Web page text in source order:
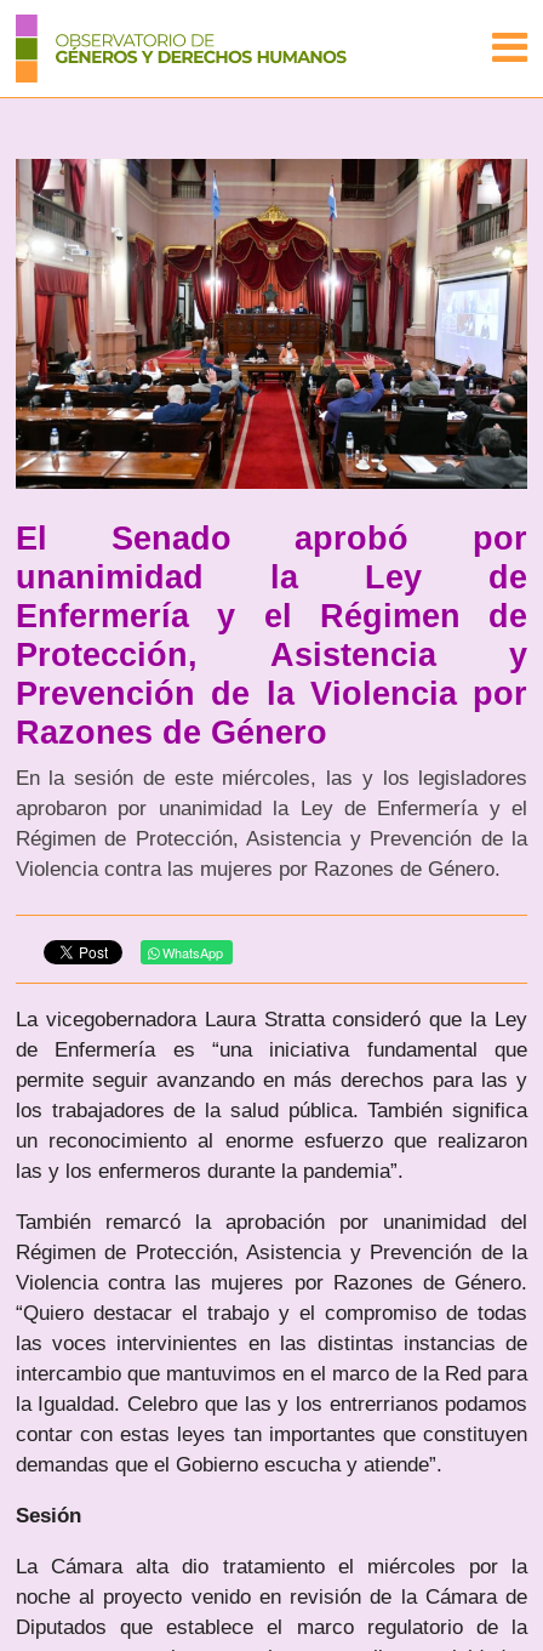
El Senado aprobó por
unanimidad la Ley de
Enfermería y el Régimen de
Protección, Asistencia y
Prevención de la Violencia por
Razones de Género
En la sesión de este miércoles, las y los legisladores
aprobaron por unanimidad la Ley de Enfermería y el
Régimen de Protección, Asistencia y Prevención de la
Violencia contra las mujeres por Razones de Género.
WhatsApp
La vicegobernadora Laura Stratta consideró que la Ley
de Enfermería es “una iniciativa fundamental que
permite seguir avanzando en más derechos para las y
los trabajadores de la salud pública. También significa
un reconocimiento al enorme esfuerzo que realizaron
las y los enfermeros durante la pandemia”.
También remarcó la aprobación por unanimidad del
Régimen de Protección, Asistencia y Prevención de la
Violencia contra las mujeres por Razones de Género.
“Quiero destacar el trabajo y el compromiso de todas
las voces intervinientes en las distintas instancias de
intercambio que mantuvimos en el marco de la Red para
la Igualdad. Celebro que las y los entrerrianos podamos
contar con estas leyes tan importantes que constituyen
demandas que el Gobierno escucha y atiende”.
Sesión
La Cámara alta dio tratamiento el miércoles por la
noche al proyecto venido en revisión de la Cámara de
Diputados que establece el marco regulatorio de la